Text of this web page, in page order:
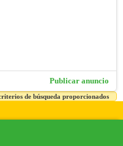
Publicar anuncio
de búsqueda proporcionados